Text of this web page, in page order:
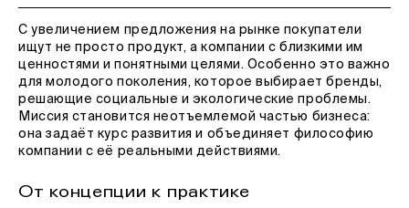
С увеличением предложения на рынке покупатели
ищут не просто продукт, а компании с близкими им
ценностями и понятными целями. Особенно это важно
для молодого поколения, которое выбирает бренды,
решающие социальные и экологические проблемы.
Миссия становится неотъемлемой частью бизнеса:
она задаёт курс развития и объединяет философию
компании с её реальными действиями.
От концепции к практике